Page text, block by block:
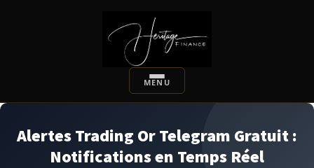
Alertes Trading Or Telegram Gratuit :
Notifications en Temps Réel